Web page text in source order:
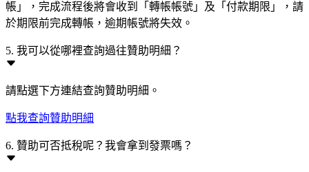
帳」，完成流程後將會收到「轉帳帳號」及「付款期限」，請
於期限前完成轉帳，逾期帳號將失效。
5. 我可以從哪裡查詢過往贊助明細？
請點選下方連結查詢贊助明細。
點我查詢贊助明細
6. 贊助可否抵稅呢？我會拿到發票嗎？